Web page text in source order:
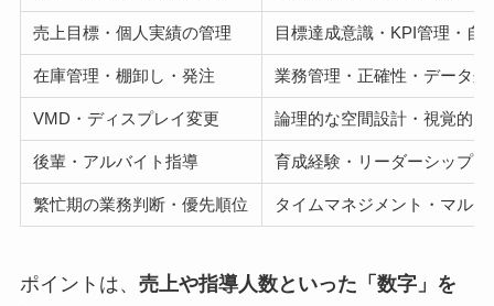
売上目標・個人実績の管理 目標達成意識・KPI管理・自
在庫管理・棚卸し・発注 業務管理・正確性・データ
VMD・ディスプレイ変更 論理的な空間設計・視覚的
後輩・アルバイト指導 育成経験・リーダーシップ
繁忙期の業務判断・優先順位 タイムマネジメント・マル
ポイントは、 売上や指導人数といった「数字」を